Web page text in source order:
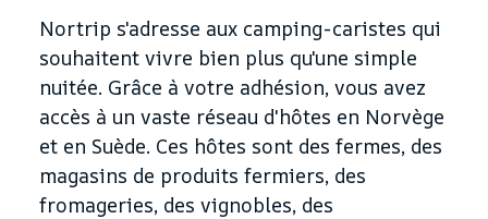
Nortrip s'adresse aux camping-caristes qui
souhaitent vivre bien plus qu'une simple
nuitée. Grâce à votre adhésion, vous avez
accès à un vaste réseau d'hôtes en Norvège
et en Suède. Ces hôtes sont des fermes, des
magasins de produits fermiers, des
fromageries, des vignobles, des